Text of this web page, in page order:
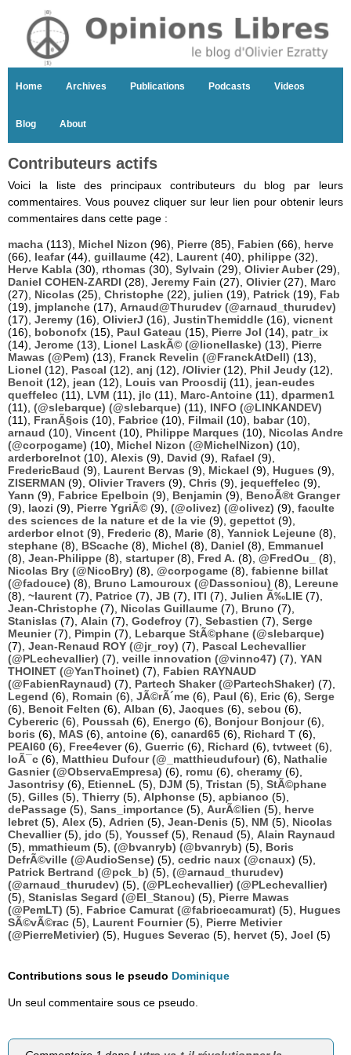
Home Archives Publications Podcasts Videos
Blog About
Contributeurs actifs
Voici la liste des principaux contributeurs du blog par leurs
commentaires. Vous pouvez cliquer sur leur lien pour obtenir leurs
commentaires dans cette page :
macha (113), Michel Nizon (96), Pierre (85), Fabien (66), herve
(66), leafar(44), guillaume (42), Laurent (40), philippe (32),
Herve Kabla (30), rthomas (30), Sylvain (29), Olivier Auber(29),
Daniel COHEN-ZARDI (28), Jeremy Fain (27), Olivier(27), Marc
(27), Nicolas (25), Christophe (22), julien (19), Patrick (19), Fab
(19), jmplanche (17), Arnaud@Thurudev (@arnaud_thurudev)
(17), Jeremy (16), OlivierJ (16), JustinThemiddle (16), vicnent
(16), bobonofx (15), Paul Gateau (15), Pierre Jol (14), patr_ix
(14), Jerome (13), Lionel LaskÃ© (@lionellaske) (13), Pierre
Mawas (@Pem) (13), Franck Revelin (@FranckAtDell) (13),
Lionel (12), Pascal (12), anj (12), /Olivier(12), Phil Jeudy (12),
Benoit (12), jean (12), Louis van Proosdij (11), jean-eudes
queffelec (11), LVM (11), jlc (11), Marc-Antoine (11), dparmen1
(11), (@slebarque) (@slebarque) (11), INFO (@LINKANDEV)
(11), FranÃ§ois (10), Fabrice (10), Filmail (10), babar(10),
arnaud (10), Vincent (10), Philippe Marques (10), Nicolas Andre
(@corpogame) (10), Michel Nizon (@MichelNizon) (10),
arderborelnot (10), Alexis (9), David (9), Rafael (9),
FredericBaud (9), Laurent Bervas (9), Mickael (9), Hugues (9),
ZISERMAN (9), Olivier Travers (9), Chris (9), jequeffelec (9),
Yann (9), Fabrice Epelboin (9), Benjamin (9), BenoÃ®t Granger
(9), laozi (9), Pierre YgriÃ© (9), (@olivez) (@olivez) (9), faculte
des sciences de la nature et de la vie (9), gepettot (9),
arderbor elnot (9), Frederic (8), Marie (8), Yannick Lejeune (8),
stephane (8), BScache (8), Michel (8), Daniel (8), Emmanuel
(8), Jean-Philippe (8), startuper(8), Fred A. (8), @FredOu_
(8),
Nicolas Bry (@NicoBry) (8), @corpogame (8), fabienne billat
(@fadouce) (8), Bruno Lamouroux (@Dassoniou) (8), Lereune
(8), ~laurent (7), Patrice (7), JB (7), ITI (7), Julien Ã‰LIE (7),
Jean-Christophe (7), Nicolas Guillaume (7), Bruno (7),
Stanislas (7), Alain (7), Godefroy (7), Sebastien (7), Serge
Meunier(7), Pimpin (7), Lebarque StÃ©phane (@slebarque)
(7), Jean-Renaud ROY (@jr_roy) (7), Pascal Lechevallier
(@PLechevallier) (7), veille innovation (@vinno47) (7), YAN
THOINET (@YanThoinet) (7), Fabien RAYNAUD
(@FabienRaynaud) (7), Partech Shaker (@PartechShaker) (7),
Legend (6), Romain (6), JÃ©rÃ´me (6), Paul (6), Eric (6), Serge
(6), Benoit Felten (6), Alban (6), Jacques (6), sebou (6),
Cybereric (6), Poussah (6), Energo (6), Bonjour Bonjour(6),
boris (6), MAS (6), antoine (6), canard65 (6), Richard T (6),
PEAI60 (6), Free4ever(6), Guerric (6), Richard (6), tvtweet (6),
loÃ¯c (6), Matthieu Dufour (@_matthieudufour) (6), Nathalie
Gasnier (@ObservaEmpresa) (6), romu (6), cheramy (6),
Jasontrisy (6), EtienneL (5), DJM (5), Tristan (5), StÃ©phane
(5), Gilles (5), Thierry (5), Alphonse (5), apbianco (5),
dePassage (5), Sans_importance (5), AurÃ©lien (5), herve
lebret (5), Alex (5), Adrien (5), Jean-Denis (5), NM (5), Nicolas
Chevallier(5), jdo (5), Youssef (5), Renaud (5), Alain Raynaud
(5), mmathieum (5), (@bvanryb) (@bvanryb) (5), Boris
DefrÃ©ville (@AudioSense) (5), cedric naux (@cnaux) (5),
Patrick Bertrand (@pck_b) (5), (@arnaud_thurudev)
(@arnaud_thurudev) (5), (@PLechevallier) (@PLechevallier)
(5), Stanislas Segard (@El_Stanou) (5), Pierre Mawas
(@PemLT) (5), Fabrice Camurat (@fabricecamurat) (5), Hugues
SÃ©vÃ©rac (5), Laurent Fournier(5), Pierre Metivier
(@PierreMetivier) (5), Hugues Severac (5), hervet (5), Joel (5)
Contributions sous le pseudo Dominique
Un seul commentaire sous ce pseudo.